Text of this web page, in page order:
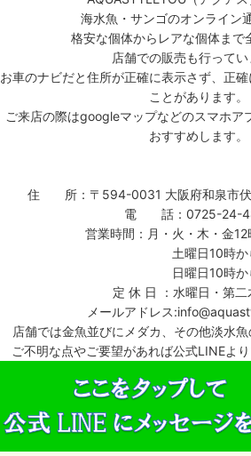
海水魚・サンゴのオンライン
格安な個体からレアな個体まで全
店舗での販売も行ってい
お車のナビだと住所が正確に表示さず、正
ことがあります。
ご来店の際はgoogleマップなどのスマホア
おすすめします。
住 所：〒594-0031 大阪府和泉市伏
電 話：0725-24-
営業時間：月・火・木・金
土曜日10時か
日曜日10時か
定 休 日 ：水曜日・第二
メールアドレス
店舗では金魚並びにメダカ、その他淡水
ご不明な点やご要望があれば公式LINEよ